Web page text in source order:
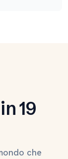
19
che